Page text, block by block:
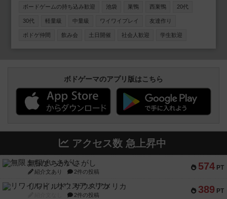
🙋‍♂️ 同世代のボドゲ仲間や友達を作りたい方、気軽に楽しく
遊びたい方にぴったりです！ まだ開催回数が少なく、内輪
く、初参加の方でも馴染みやすい雰囲気です🙆🏻‍♀️ ＜過去の
参加人数＞ 第1回：13名（女性6名） 第2回：21名（女性9
名） ＜イベントの詳細はこちら＞ https://1link.jp/ikesai
ボードゲームの持ち込み歓迎 池袋 巣鴨 西巣鴨 20代
30代 軽量級 中量級 ワイワイプレイ 友達作り
ボドゲ仲間 飲み会 土日開催 社会人歓迎 学生歓迎
ボドゲーマのアプリ版はこちら
アクセス数 急上昇中
574 PT
無限まちがいさがし
紹介文あり 2件の投稿
389 PT
リワイルド：サウスアメリカ
2件の投稿